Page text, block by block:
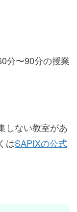
分〜90分の授業
しない教室があ
はSAPIXの公式